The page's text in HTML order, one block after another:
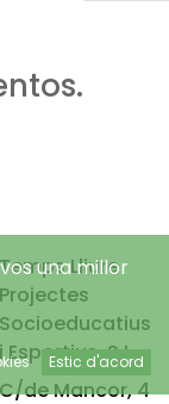
Temps Lliure
Projectes
Socioeducatius
i Esportius, S.L.
C/de Mancor, 4
una millor
Estic d'acord